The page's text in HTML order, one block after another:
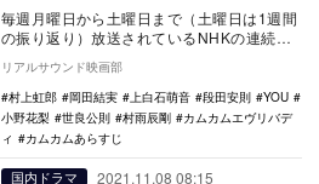
毎週月曜日から土曜日まで（土曜日は1週間
の振り返り）放送されているNHKの連続テ
レビ小説『カムカムエヴリバディ』。12月8
日放送…
リアルサウンド映画部
村上虹郎
岡田結実 上白石萌音 段田安則
YOU
小野花梨
世良公則 村雨辰剛
カムカムエヴリバデ
ィ
カムカムあらすじ
国内ドラマ 2021.11.08 08:15